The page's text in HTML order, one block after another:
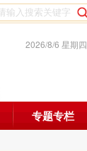
2026/8/6 星期四
专题专栏